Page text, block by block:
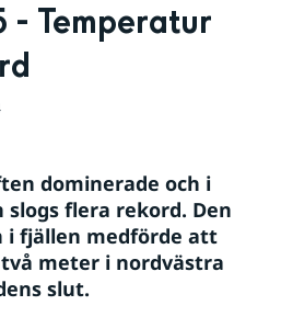
- Temperatur
dominerade och i
flera rekord. Den
i fjällen medförde att
meter i nordvästra
slut.